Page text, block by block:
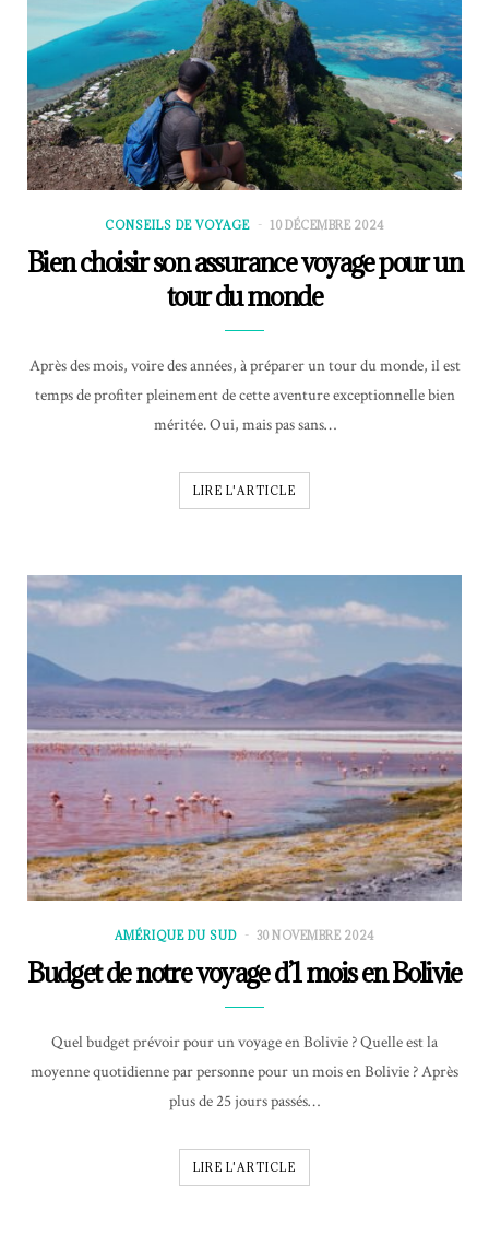
CONSEILS DE VOYAGE 10 DÉCEMBRE 2024
Bien choisir son assurance voyage pour un
tour du monde
Après des mois, voire des années, à préparer un tour du monde, il est
temps de profiter pleinement de cette aventure exceptionnelle bien
méritée. Oui, mais pas sans…
LIRE L'ARTICLE
AMÉRIQUE DU SUD 30 NOVEMBRE 2024
Budget de notre voyage d’1 mois en Bolivie
Quel budget prévoir pour un voyage en Bolivie ? Quelle est la
moyenne quotidienne par personne pour un mois en Bolivie ? Après
plus de 25 jours passés…
LIRE L'ARTICLE